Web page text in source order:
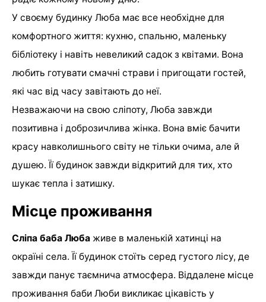
У своєму будинку Люба має все необхідне для
комфортного життя: кухню, спальню, маленьку
бібліотеку і навіть невеликий садок з квітами. Вона
любить готувати смачні страви і пригощати гостей,
які час від часу завітають до неї.
Незважаючи на свою сліпоту, Люба завжди
позитивна і доброзичлива жінка. Вона вміє бачити
красу навколишнього світу не тільки очима, але й
душею. Її будинок завжди відкритий для тих, хто
шукає тепла і затишку.
Місце проживання
Сліпа баба Люба живе в маленькій хатинці на
окраїні села. Її будинок стоїть серед густого лісу, де
завжди панує таємнича атмосфера. Віддалене місце
проживання баби Люби викликає цікавість у